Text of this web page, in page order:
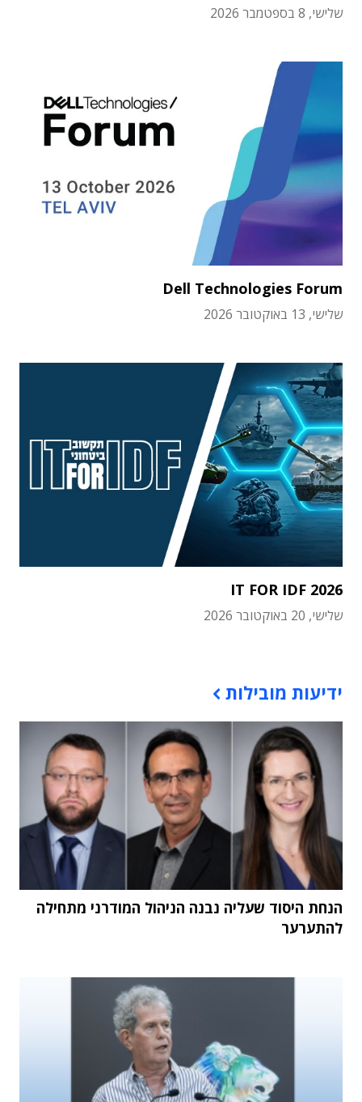
שלישי, 8 בספטמבר 2026
Dell Technologies Forum
שלישי, 13 באוקטובר 2026
IT FOR IDF 2026
שלישי, 20 באוקטובר 2026
ידיעות מובילות
הנחת היסוד שעליה נבנה הניהול המודרני מתחילה
להתערער